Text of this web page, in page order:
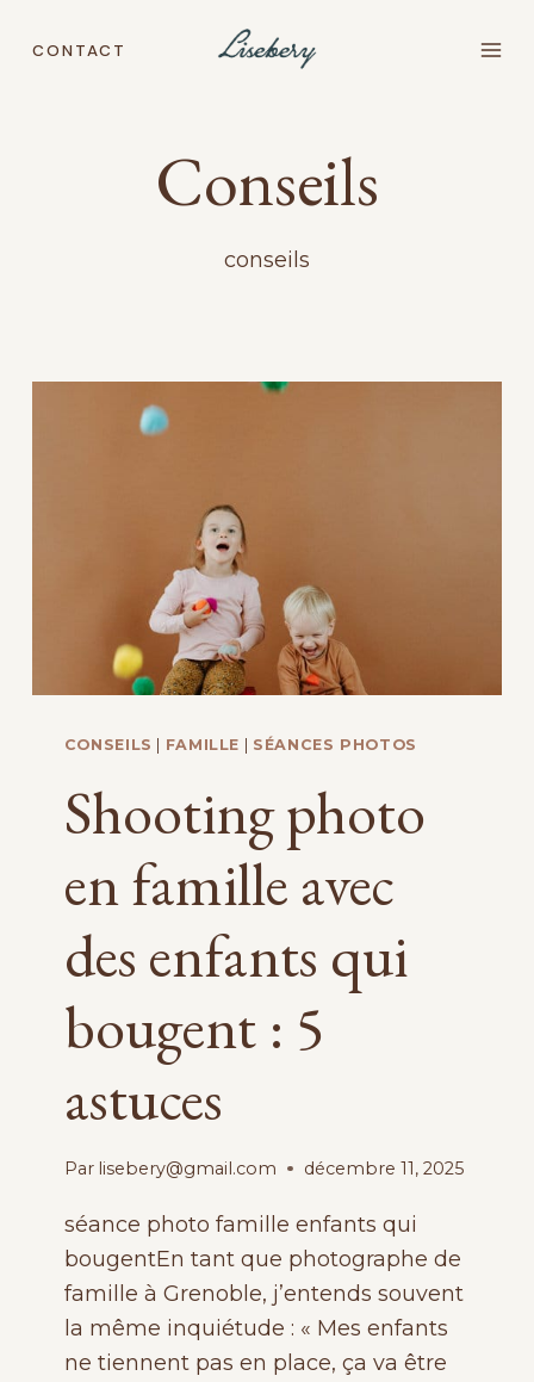
CONTACT
Conseils
conseils
CONSEILS | FAMILLE | SÉANCES PHOTOS
Shooting photo
en famille avec
des enfants qui
bougent : 5
astuces
Par lisebery@gmail.com décembre 11, 2025
séance photo famille enfants qui
bougentEn tant que photographe de
famille à Grenoble, j’entends souvent
la même inquiétude : « Mes enfants
ne tiennent pas en place, ça va être